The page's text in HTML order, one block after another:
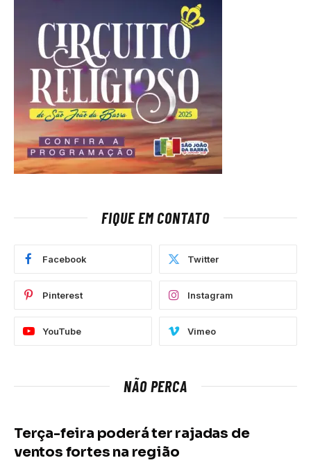
FIQUE EM CONTATO
Facebook Twitter
Pinterest Instagram
YouTube Vimeo
NÃO PERCA
Terça-feira poderá ter rajadas de
ventos fortes na região